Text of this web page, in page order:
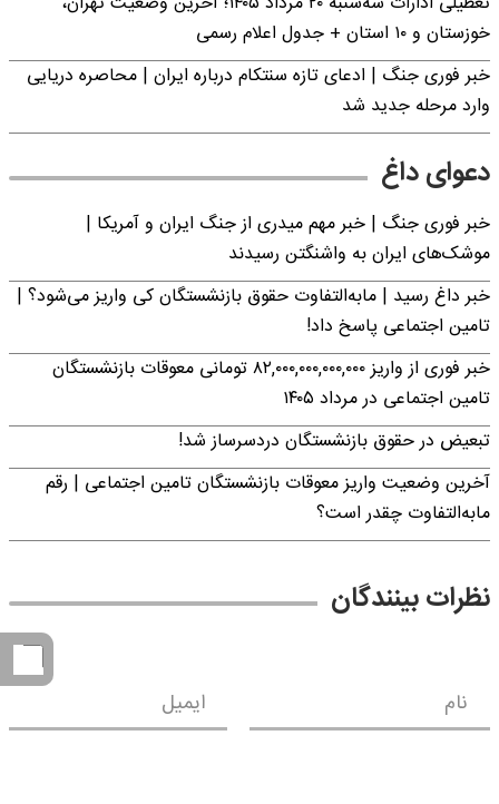
خوزستان و ۱۰ استان + جدول اعلام رسمی
خبر فوری جنگ | ادعای تازه سنتکام درباره ایران | محاصره دریایی
وارد مرحله جدید شد
دعوای داغ
خبر فوری جنگ | خبر مهم میدری از جنگ ایران و آمریکا |
موشک‌های ایران به واشنگتن رسیدند
خبر داغ رسید | مابه‌التفاوت حقوق بازنشستگان کی واریز می‌شود؟ |
تامین اجتماعی پاسخ داد!
خبر فوری از واریز ۸۲,۰۰۰,۰۰۰,۰۰۰,۰۰۰ تومانی معوقات بازنشستگان
تامین اجتماعی در مرداد ۱۴۰۵
تبعیض در حقوق بازنشستگان دردسرساز شد!
آخرین وضعیت واریز معوقات بازنشستگان تامین اجتماعی | رقم
مابه‌التفاوت چقدر است؟
نظرات بینندگان
نام ایمیل